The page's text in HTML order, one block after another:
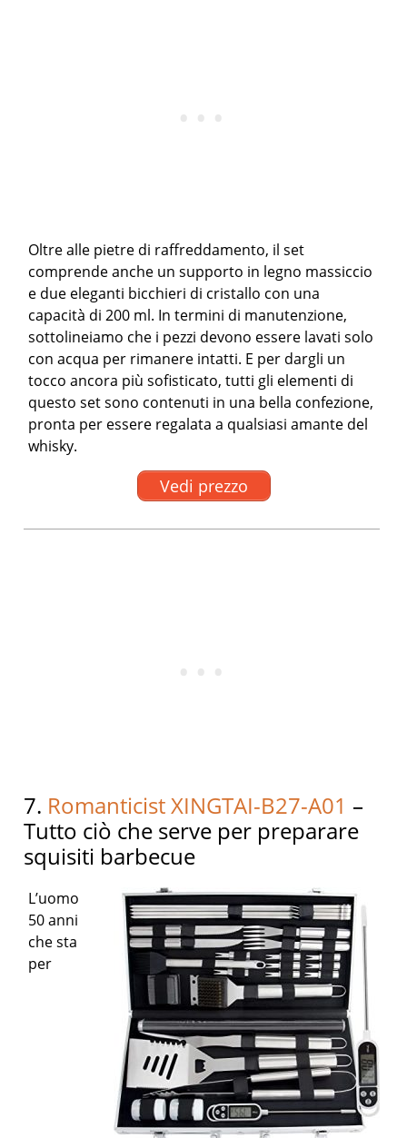
Oltre alle pietre di raffreddamento, il set
comprende anche un supporto in legno massiccio
e due eleganti bicchieri di cristallo con una
capacità di 200 ml. In termini di manutenzione,
sottolineiamo che i pezzi devono essere lavati solo
con acqua per rimanere intatti. E per dargli un
tocco ancora più sofisticato, tutti gli elementi di
questo set sono contenuti in una bella confezione,
pronta per essere regalata a qualsiasi amante del
whisky.
Vedi prezzo
7. Romanticist XINGTAI-B27-A01 –
Tutto ciò che serve per preparare
squisiti barbecue
L’uomo
50 anni
che sta
per